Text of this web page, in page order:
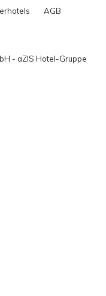
AGB
- aZIS Hotel-Gruppe